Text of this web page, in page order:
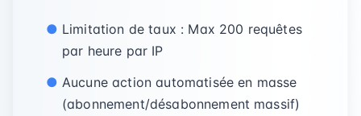
Limitation de taux : Max 200 requêtes
par heure par IP
Aucune action automatisée en masse
(abonnement/désabonnement massif)